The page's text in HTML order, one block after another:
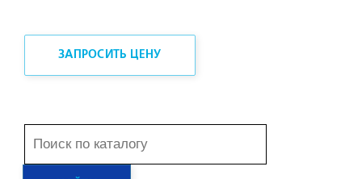
ЗАПРОСИТЬ ЦЕНУ